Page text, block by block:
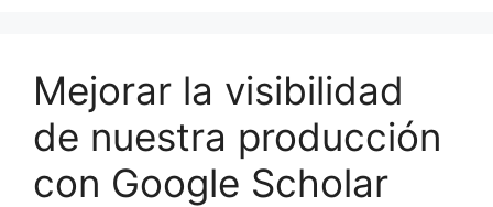
Mejorar la visibilidad
de nuestra producción
con Google Scholar